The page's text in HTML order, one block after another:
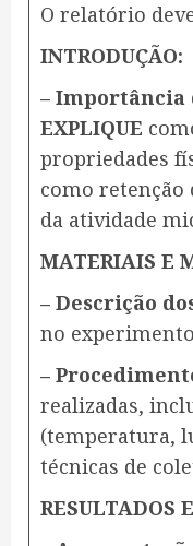
O relatório
INTRODUÇÃO:
– Importância
EXPLIQUE
propriedades
como retenção
da atividade
MATERIAIS E
– Descrição
no experimento
–
realizadas,
(temperatura,
técnicas de
RESULTADOS